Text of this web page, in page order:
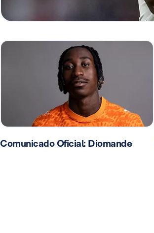
Comunicado Oficial: Diomande